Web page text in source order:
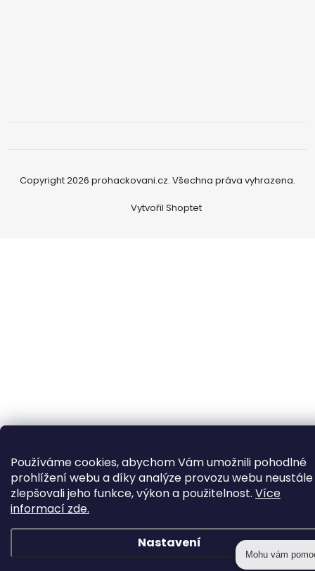
Používáme cookies, abychom Vám umožnili pohodlné
prohlížení webu a díky analýze provozu webu neustále
zlepšovali jeho funkce, výkon a použitelnost. Více
informací zde.
Nastavení
Vytvořil Shoptet
Copyright 2026 prohackovani.cz. Všechna práva vyhrazena.
Mohu vám